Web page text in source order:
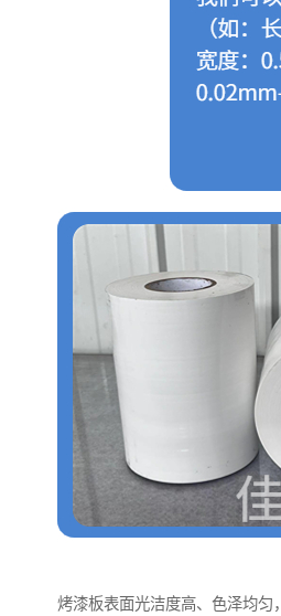
烤漆板表面光洁度高、色泽均匀